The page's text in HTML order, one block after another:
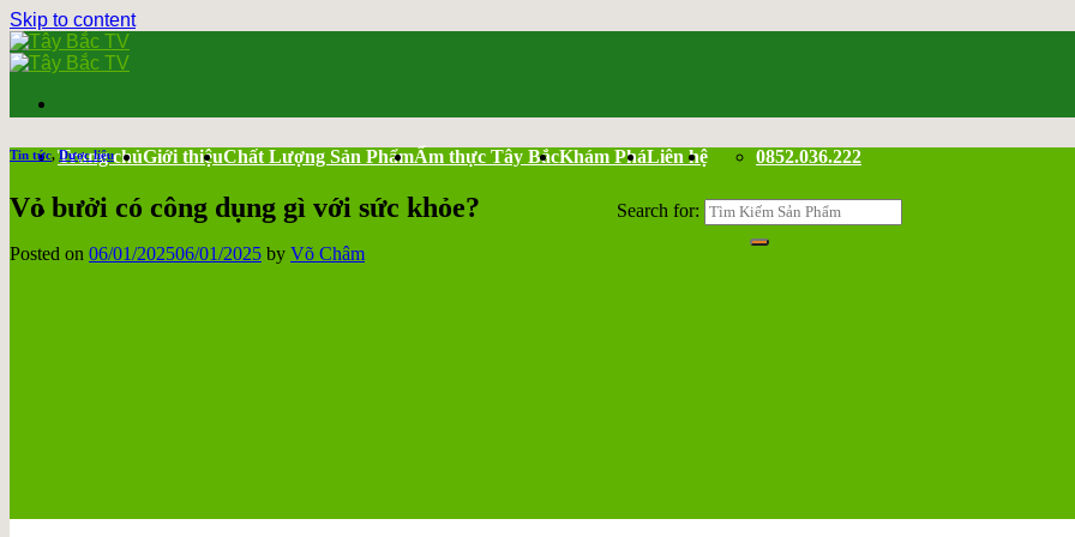
Skip to content
Trang chủGiới thiệuChất Lượng Sản PhẩmẨm thực Tây BắcKhám PháLiên hệ 0852.036.222
Search for:
Tin tức,Dược liệu
Vỏ bưởi có công dụng gì với sức khỏe?
Posted on 06/01/202506/01/2025 by Võ Châm